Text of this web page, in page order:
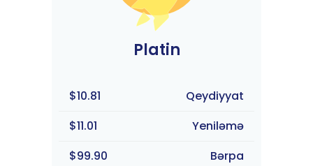
Platin
$10.81
Qeydiyyat
$11.01
Yeniləmə
$99.90
Bərpa